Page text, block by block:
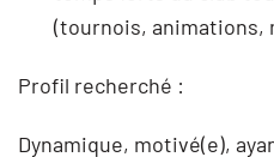
(tournois, animations,
Profil recherché :
Dynamique, motivé(e),